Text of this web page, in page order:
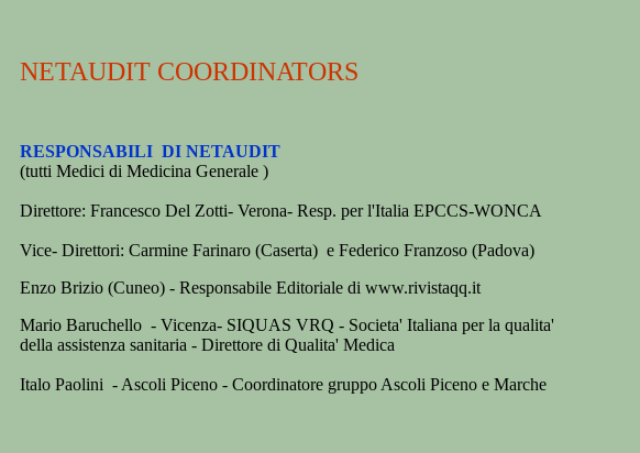
NETAUDIT COORDINATORS
RESPONSABILI DI NETAUDIT
(tutti Medici di Medicina Generale )
Direttore: Francesco Del Zotti- Verona- Resp. per l'Italia EPCCS-WONCA
Vice- Direttori: Carmine Farinaro (Caserta) e Federico Franzoso (Padova)
Enzo Brizio (Cuneo) - Responsabile Editoriale di www.rivistaqq.it
Mario Baruchello - Vicenza- SIQUAS VRQ - Societa' Italiana per la qualita'
della assistenza sanitaria - Direttore di Qualita' Medica
Italo Paolini - Ascoli Piceno - Coordinatore gruppo Ascoli Piceno e Marche